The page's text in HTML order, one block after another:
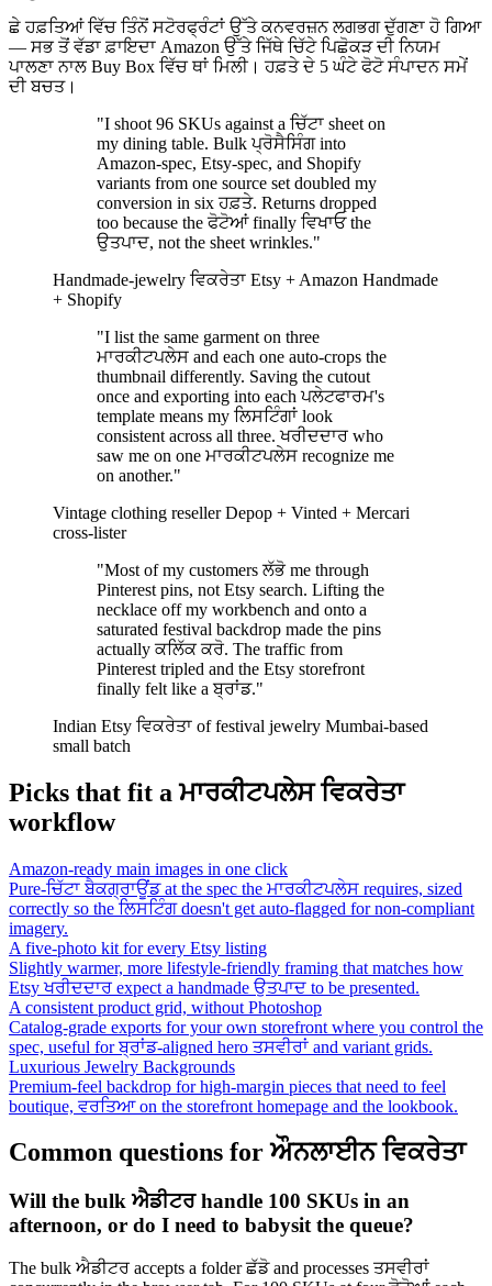
ਛੇ ਹਫ਼ਤਿਆਂ ਵਿੱਚ ਤਿੰਨੋਂ ਸਟੋਰਫ੍ਰੰਟਾਂ ਉੱਤੇ ਕਨਵਰਜ਼ਨ ਲਗਭਗ ਦੁੱਗਣਾ ਹੋ ਗਿਆ
— ਸਭ ਤੋਂ ਵੱਡਾ ਫ਼ਾਇਦਾ Amazon ਉੱਤੇ ਜਿੱਥੇ ਚਿੱਟੇ ਪਿਛੋਕੜ ਦੀ ਨਿਯਮ
ਪਾਲਣਾ ਨਾਲ Buy Box ਵਿੱਚ ਥਾਂ ਮਿਲੀ। ਹਫ਼ਤੇ ਦੇ 5 ਘੰਟੇ ਫੋਟੋ ਸੰਪਾਦਨ ਸਮੇਂ
ਦੀ ਬਚਤ।
"I shoot 96 SKUs against a ਚਿੱਟਾ sheet on
my dining table. Bulk ਪ੍ਰੋਸੈਸਿੰਗ into
Amazon-spec, Etsy-spec, and Shopify
variants from one source set doubled my
conversion in six ਹਫ਼ਤੇ. Returns dropped
too because the ਫੋਟੋਆਂ finally ਵਿਖਾਓ the
ਉਤਪਾਦ, not the sheet wrinkles."
Handmade-jewelry ਵਿਕਰੇਤਾ Etsy + Amazon Handmade
+ Shopify
"I list the same garment on three
ਮਾਰਕੀਟਪਲੇਸ and each one auto-crops the
thumbnail differently. Saving the cutout
once and exporting into each ਪਲੇਟਫਾਰਮ's
template means my ਲਿਸਟਿੰਗਾਂ look
consistent across all three. ਖਰੀਦਦਾਰ who
saw me on one ਮਾਰਕੀਟਪਲੇਸ recognize me
on another."
Vintage clothing reseller Depop + Vinted + Mercari
cross-lister
"Most of my customers ਲੱਭੋ me through
Pinterest pins, not Etsy search. Lifting the
necklace off my workbench and onto a
saturated festival backdrop made the pins
actually ਕਲਿੱਕ ਕਰੋ. The traffic from
Pinterest tripled and the Etsy storefront
finally felt like a ਬ੍ਰਾਂਡ."
Indian Etsy ਵਿਕਰੇਤਾ of festival jewelry Mumbai-based
small batch
Picks that fit a ਮਾਰਕੀਟਪਲੇਸ ਵਿਕਰੇਤਾ
workflow
Amazon-ready main images in one click
Pure-ਚਿੱਟਾ ਬੈਕਗ੍ਰਾਊਂਡ at the spec the ਮਾਰਕੀਟਪਲੇਸ requires, sized
correctly so the ਲਿਸਟਿੰਗ doesn't get auto-flagged for non-compliant
imagery.
A five-photo kit for every Etsy listing
Slightly warmer, more lifestyle-friendly framing that matches how
Etsy ਖਰੀਦਦਾਰ expect a handmade ਉਤਪਾਦ to be presented.
A consistent product grid, without Photoshop
Catalog-grade exports for your own storefront where you control the
spec, useful for ਬ੍ਰਾਂਡ-aligned hero ਤਸਵੀਰਾਂ and variant grids.
Luxurious Jewelry Backgrounds
Premium-feel backdrop for high-margin pieces that need to feel
boutique, ਵਰਤਿਆ on the storefront homepage and the lookbook.
Common questions for ਔਨਲਾਈਨ ਵਿਕਰੇਤਾ
Will the bulk ਐਡੀਟਰ handle 100 SKUs in an
afternoon, or do I need to babysit the queue?
The bulk ਐਡੀਟਰ accepts a folder ਛੱਡੋ and processes ਤਸਵੀਰਾਂ